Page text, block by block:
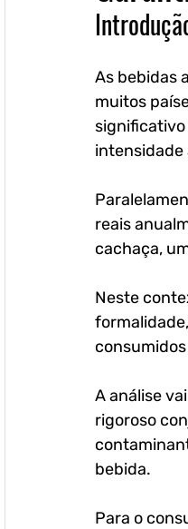
As bebidas
muitos
significativo
intensidade
reais
cachaça,
Neste
A análise
rigoroso
bebida.
Para o